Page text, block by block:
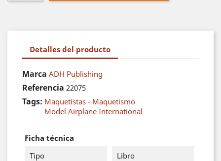
Detalles del producto
Marca ADH Publishing
Referencia 22075
Tags: Maquetistas - Maquetismo
Model Airplane International
Ficha técnica
Tipo
Libro